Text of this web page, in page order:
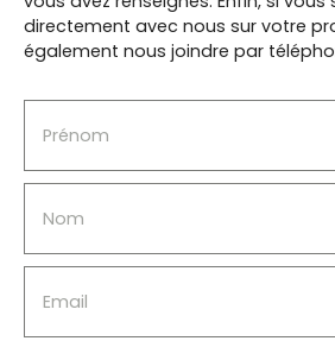
directement avec nous sur votre
également nous joindre par
Prénom
Nom
Email